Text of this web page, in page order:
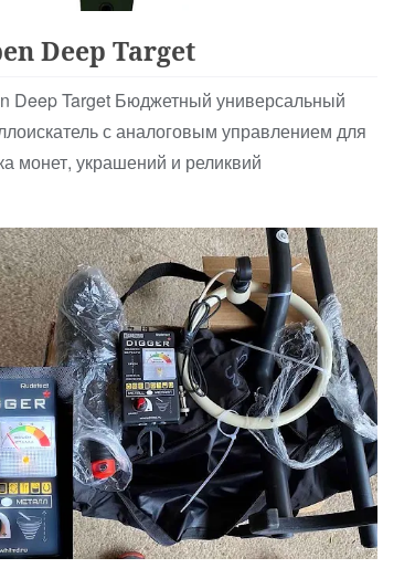
Deep Target
Бюджетный универсальный
с аналоговым управлением для
монет, украшений и реликвий